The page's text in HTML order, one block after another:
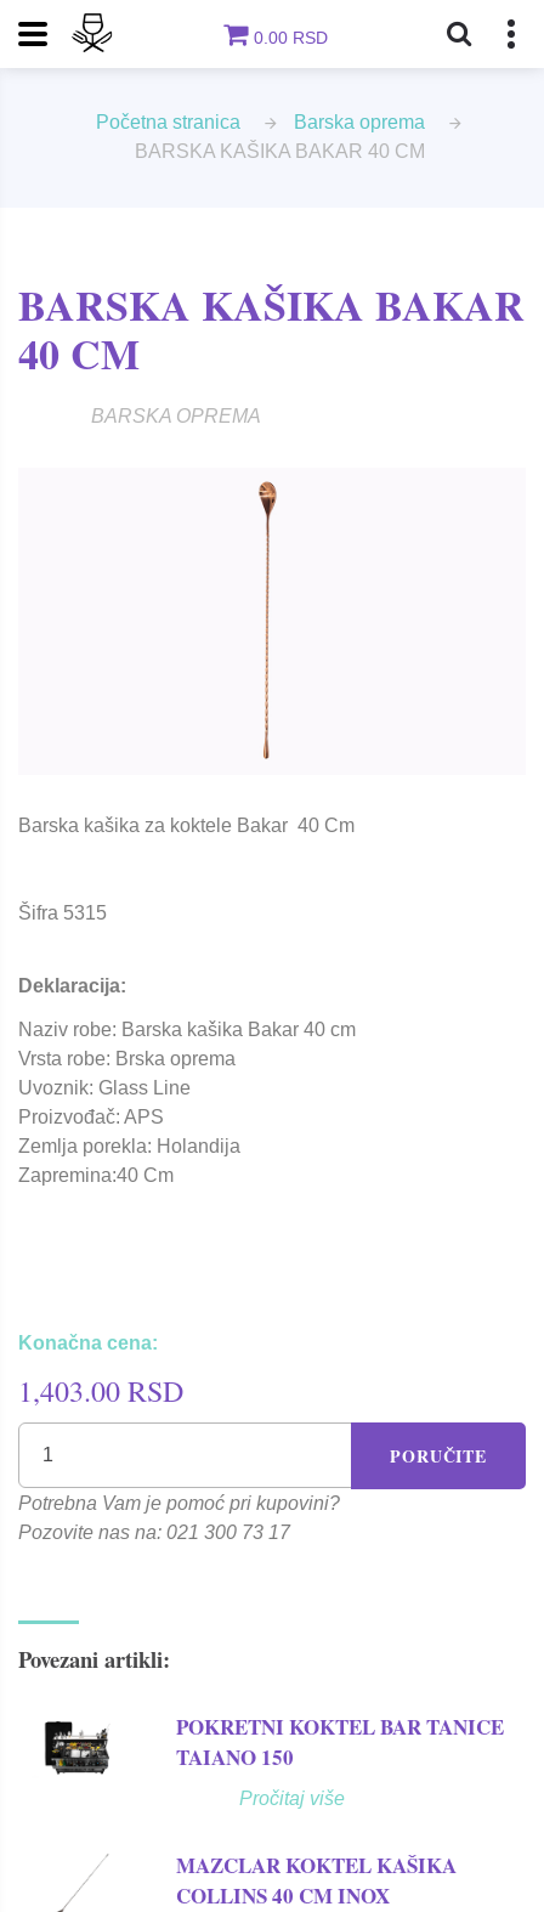
0.00 RSD
Početna stranica
Barska oprema
BARSKA KAŠIKA BAKAR 40 CM
BARSKA KAŠIKA BAKAR
40 CM
BARSKA OPREMA
Barska kašika za koktele Bakar 40 Cm
Šifra 5315
Deklaracija:
Naziv robe: Barska kašika Bakar 40 cm
Vrsta robe: Brska oprema
Uvoznik: Glass Line
Proizvođač: APS
Zemlja porekla: Holandija
Zapremina:40 Cm
Konačna cena:
1,403.00 RSD
PORUČITE
Potrebna Vam je pomoć pri kupovini?
Pozovite nas na: 021 300 73 17
Povezani artikli:
POKRETNI KOKTEL BAR TANICE
TAIANO 150
Pročitaj više
MAZCLAR KOKTEL KAŠIKA
COLLINS 40 CM INOX